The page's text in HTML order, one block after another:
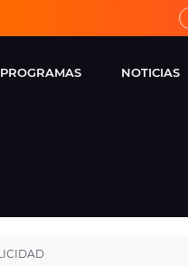
FM
PROGRAMAS
VIRALES
NOTICIAS